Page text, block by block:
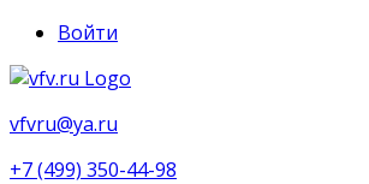
Войти
vfvru@ya.ru
+7 (499) 350-44-98